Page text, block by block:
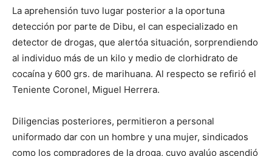
La aprehensión tuvo lugar posterior a la oportuna
detección por parte de Dibu, el can especializado en
detector de drogas, que alertóa situación, sorprendiendo
al individuo más de un kilo y medio de clorhidrato de
cocaína y 600 grs. de marihuana. Al respecto se refirió el
Teniente Coronel, Miguel Herrera.
Diligencias posteriores, permitieron a personal
uniformado dar con un hombre y una mujer, sindicados
como los compradores de la droga, cuyo avalúo ascendió